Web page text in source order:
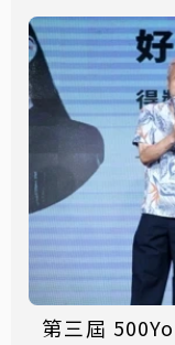
第三屆